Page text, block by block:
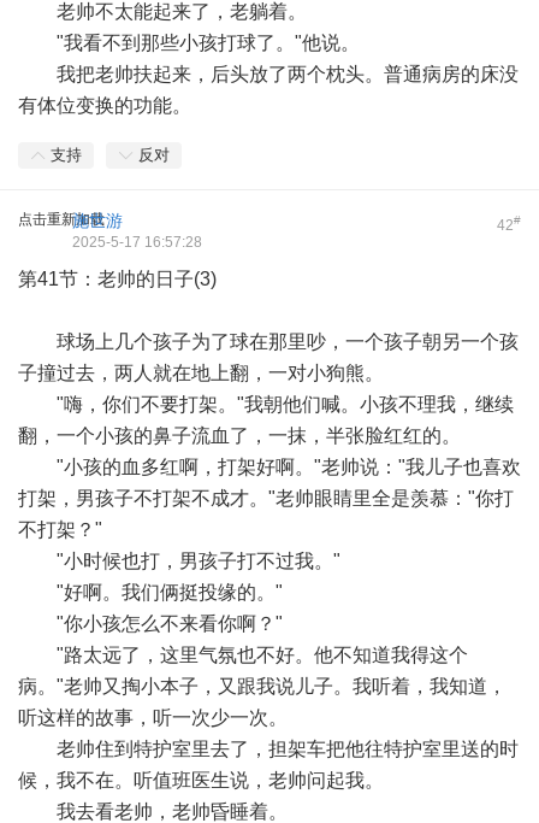
老帅不太能起来了，老躺着。
"我看不到那些小孩打球了。"他说。
我把老帅扶起来，后头放了两个枕头。普通病房的床没
有体位变换的功能。
支持 反对
点击重新加载 42#
施世游
2025-5-17 16:57:28
第41节：老帅的日子(3)
球场上几个孩子为了球在那里吵，一个孩子朝另一个孩
子撞过去，两人就在地上翻，一对小狗熊。
"嗨，你们不要打架。"我朝他们喊。小孩不理我，继续
翻，一个小孩的鼻子流血了，一抹，半张脸红红的。
"小孩的血多红啊，打架好啊。"老帅说："我儿子也喜欢
打架，男孩子不打架不成才。"老帅眼睛里全是羡慕："你打
不打架？"
"小时候也打，男孩子打不过我。"
"好啊。我们俩挺投缘的。"
"你小孩怎么不来看你啊？"
"路太远了，这里气氛也不好。他不知道我得这个
病。"老帅又掏小本子，又跟我说儿子。我听着，我知道，
听这样的故事，听一次少一次。
老帅住到特护室里去了，担架车把他往特护室里送的时
候，我不在。听值班医生说，老帅问起我。
我去看老帅，老帅昏睡着。